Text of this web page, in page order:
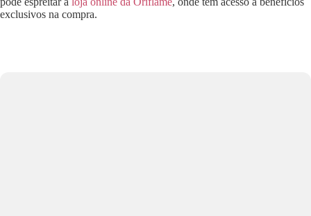
exclusivos na compra.